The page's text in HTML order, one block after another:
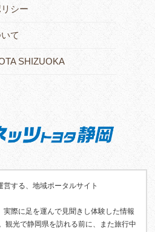
シー
て
SHIZUOKA
する、地域ポータルサイト
際に足を運んで見聞きし体験した情報
観光で静岡県を訪れる前に、また旅行中